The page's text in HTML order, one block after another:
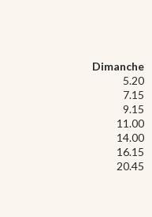
Dimanche
5.20
7.15
9.15
11.00
14.00
16.15
20.45